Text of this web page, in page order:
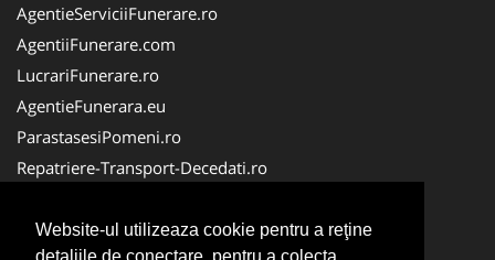
Website-ul utilizeaza cookie pentru a reţine
AgentieServiciiFunerare.ro
AgentiiFunerare.com
LucrariFunerare.ro
AgentieFunerara.eu
ParastasesiPomeni.ro
Repatriere-Transport-Decedati.ro
CasaFunerara.com